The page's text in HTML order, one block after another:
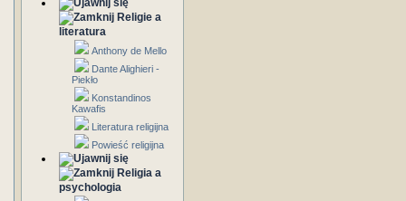
Religie a
literatura
Anthony de Mello
Dante Alighieri -
Piekło
Konstandinos
Kawafis
Literatura religijna
Powieść religijna
Religia a
psychologia